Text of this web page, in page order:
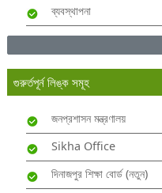
ব্যবস্থাপনা
গুরুর্তপূর্ন লিঙ্ক সমূহ
জনপ্রশাসন মন্ত্রণালয়
Sikha Office
দিনাজপুর শিক্ষা বোর্ড (নতুন)